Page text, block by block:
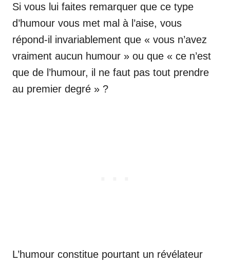
Si vous lui faites remarquer que ce type
d’humour vous met mal à l’aise, vous
répond-il invariablement que « vous n’avez
vraiment aucun humour » ou que « ce n’est
que de l’humour, il ne faut pas tout prendre
au premier degré » ?
L’humour constitue pourtant un révélateur